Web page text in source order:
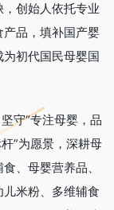
创始人依托专业
品，填补国产婴
初代国民母婴国
守“专注母婴，品
”为愿景，深耕母
、母婴营养品、
米粉、多维辅食